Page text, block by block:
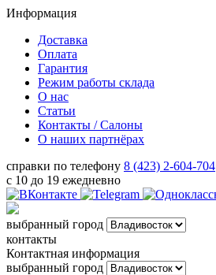
Информация
Доставка
Оплата
Гарантия
Режим работы склада
О нас
Статьи
Контакты / Салоны
О наших партнёрах
справки по телефону 8 (423) 2-604-704
с 10 до 19 ежедневно
выбранный город
контакты
Контактная информация
выбранный город